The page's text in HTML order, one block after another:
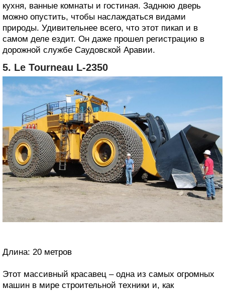
кухня, ванные комнаты и гостиная. Заднюю дверь
можно опустить, чтобы наслаждаться видами
природы. Удивительнее всего, что этот пикап и в
самом деле ездит. Он даже прошел регистрацию в
дорожной службе Саудовской Аравии.
5. Le Tourneau L-2350
Длина: 20 метров
Этот массивный красавец – одна из самых огромных
машин в мире строительной техники и, как